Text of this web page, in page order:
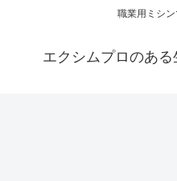
職業用ミシ
エクシムプロのあ